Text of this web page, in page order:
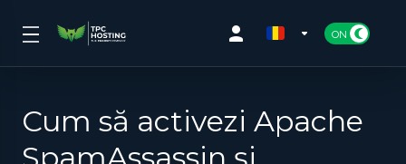
Cum să activezi Apache